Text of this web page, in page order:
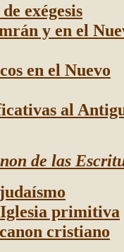
exégesis
y en el
en el Nuevo
al
de las
primitiva
cristiano